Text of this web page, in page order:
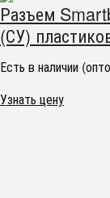
Разъем
(СУ)
Есть в наличии
Узнать цену